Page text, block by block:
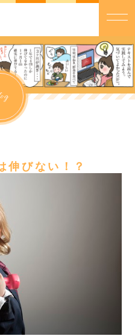
伸びない！？